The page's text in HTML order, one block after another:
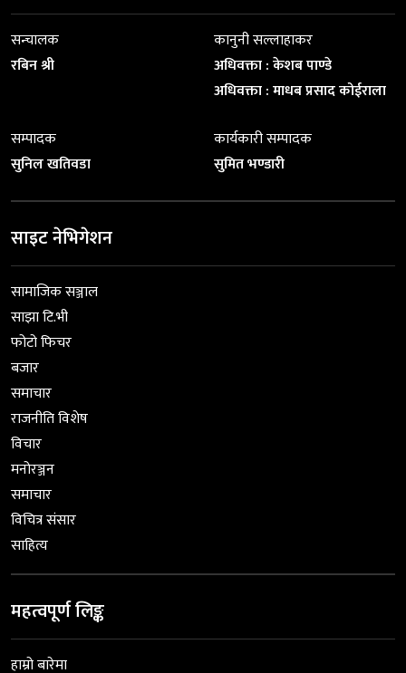
सन्चालक
रबिन श्री
कानुनी सल्लाहाकर
अधिवक्ता : केशब पाण्डे
अधिवक्ता : माधब प्रसाद कोईराला
सम्पादक
सुनिल खतिवडा
कार्यकारी सम्पादक
सुमित भण्डारी
साइट नेभिगेशन
सामाजिक सञ्जाल
साझा टि.भी
फोटो फिचर
बजार
समाचार
राजनीति विशेष
विचार
मनोरञ्जन
समाचार
विचित्र संसार
साहित्य
महत्वपूर्ण लिङ्क
हाम्रो बारेमा